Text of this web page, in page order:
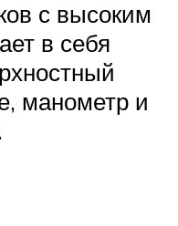
с высоким
в себя
манометр и